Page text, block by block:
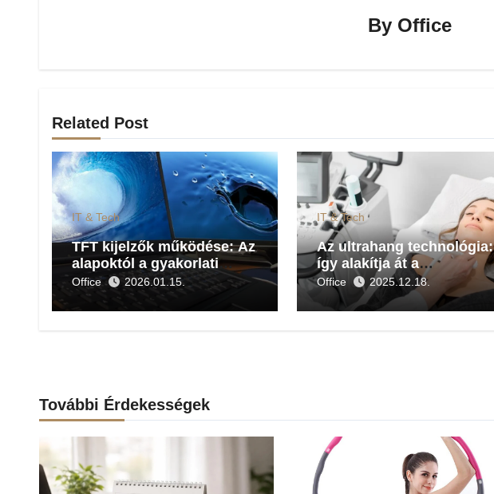
By Office
Related Post
IT & Tech
TFT kijelzők működése: Az
alapoktól a gyakorlati
alkalmazásokig
Office 2026.01.15.
IT & Tech
Az ultrahang technológia:
így alakítja át a
diagnosztikát az
orvostudományban
Office 2025.12.18.
További Érdekességek